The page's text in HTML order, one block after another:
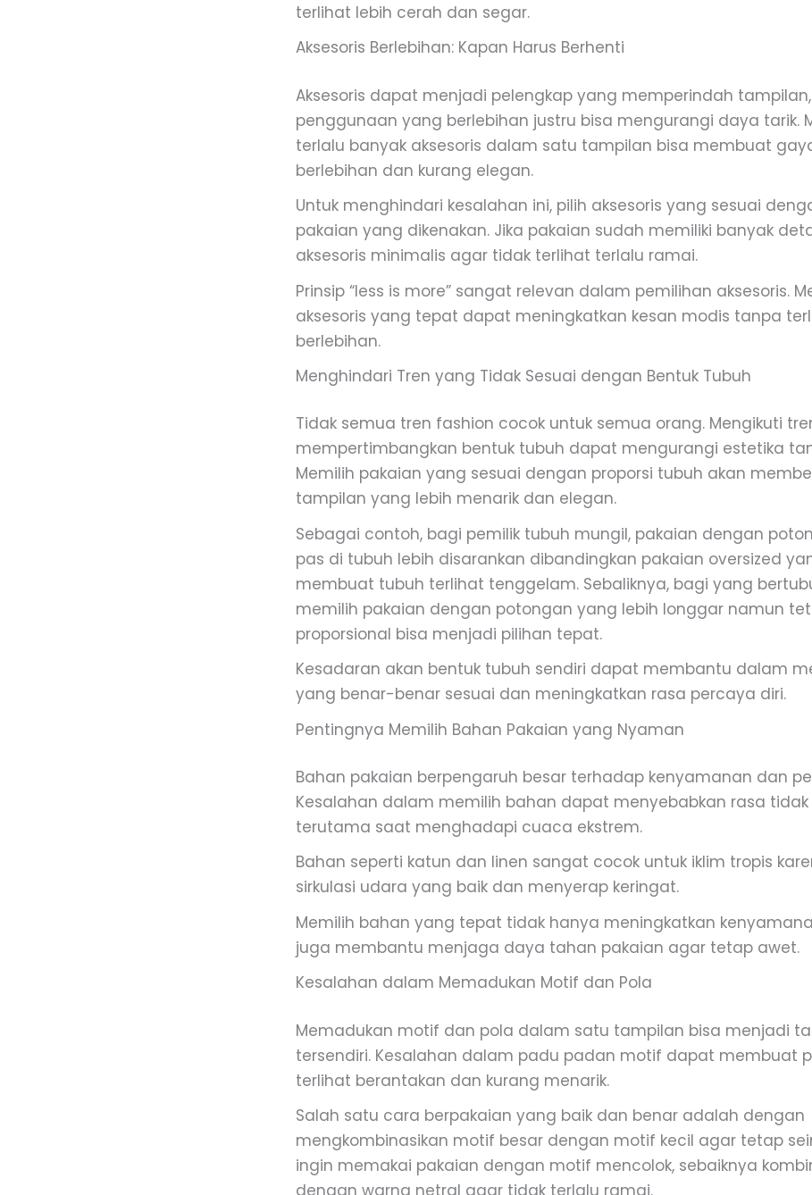
terlihat lebih cerah dan segar.
Aksesoris Berlebihan: Kapan Harus Berhenti
Aksesoris dapat menjadi pelengkap yang memperindah
penggunaan yang berlebihan justru bisa mengurangi daya tarik.
terlalu banyak aksesoris dalam satu tampilan bisa membuat
berlebihan dan kurang elegan.
Untuk menghindari kesalahan ini, pilih aksesoris yang sesuai
pakaian yang dikenakan. Jika pakaian sudah memiliki banyak
aksesoris minimalis agar tidak terlihat terlalu ramai.
Prinsip “less is more” sangat relevan dalam pemilihan aksesoris.
aksesoris yang tepat dapat meningkatkan kesan modis tanpa
berlebihan.
Menghindari Tren yang Tidak Sesuai dengan Bentuk Tubuh
Tidak semua tren fashion cocok untuk semua orang. Mengikuti
mempertimbangkan bentuk tubuh dapat mengurangi estetika
Memilih pakaian yang sesuai dengan proporsi tubuh akan
tampilan yang lebih menarik dan elegan.
Sebagai contoh, bagi pemilik tubuh mungil, pakaian dengan
pas di tubuh lebih disarankan dibandingkan pakaian oversized
membuat tubuh terlihat tenggelam. Sebaliknya, bagi yang
memilih pakaian dengan potongan yang lebih longgar namun
proporsional bisa menjadi pilihan tepat.
Kesadaran akan bentuk tubuh sendiri dapat membantu dalam
yang benar-benar sesuai dan meningkatkan rasa percaya diri.
Pentingnya Memilih Bahan Pakaian yang Nyaman
Bahan pakaian berpengaruh besar terhadap kenyamanan dan
Kesalahan dalam memilih bahan dapat menyebabkan rasa
terutama saat menghadapi cuaca ekstrem.
Bahan seperti katun dan linen sangat cocok untuk iklim tropis
sirkulasi udara yang baik dan menyerap keringat.
Memilih bahan yang tepat tidak hanya meningkatkan
juga membantu menjaga daya tahan pakaian agar tetap awet.
Kesalahan dalam Memadukan Motif dan Pola
Memadukan motif dan pola dalam satu tampilan bisa menjadi
tersendiri. Kesalahan dalam padu padan motif dapat membuat
terlihat berantakan dan kurang menarik.
Salah satu cara berpakaian yang baik dan benar adalah dengan
mengkombinasikan motif besar dengan motif kecil agar tetap
ingin memakai pakaian dengan motif mencolok, sebaiknya
dengan warna netral agar tidak terlalu ramai.